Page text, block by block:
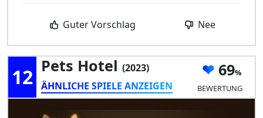
Guter Vorschlag Nee
12 Pets Hotel (2023)
ÄHNLICHE SPIELE ANZEIGEN
69
BEWERTUNG